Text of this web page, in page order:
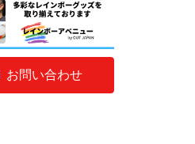
お問い合わせ